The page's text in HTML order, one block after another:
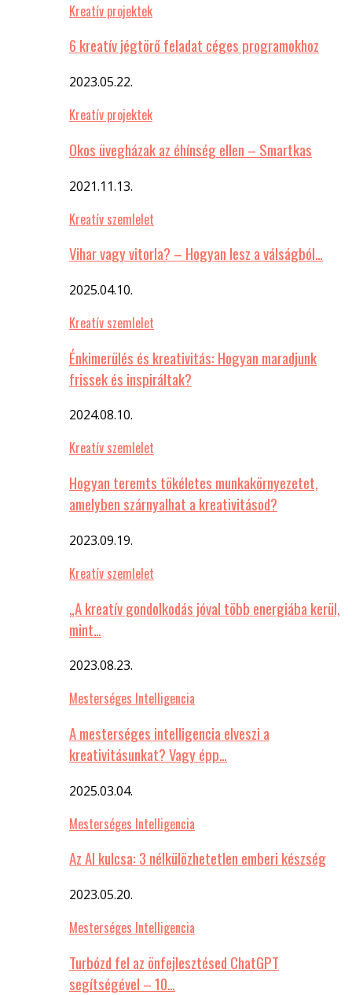
Kreatív projektek
6 kreatív jégtörő feladat céges programokhoz
2023.05.22.
Kreatív projektek
Okos üvegházak az éhínség ellen – Smartkas
2021.11.13.
Kreatív szemlelet
Vihar vagy vitorla? – Hogyan lesz a válságból…
2025.04.10.
Kreatív szemlelet
Énkimerülés és kreativitás: Hogyan maradjunk
frissek és inspiráltak?
2024.08.10.
Kreatív szemlelet
Hogyan teremts tökéletes munkakörnyezetet,
amelyben szárnyalhat a kreativitásod?
2023.09.19.
Kreatív szemlelet
„A kreatív gondolkodás jóval több energiába kerül,
mint…
2023.08.23.
Mesterséges Intelligencia
A mesterséges intelligencia elveszi a
kreativitásunkat? Vagy épp…
2025.03.04.
Mesterséges Intelligencia
Az AI kulcsa: 3 nélkülözhetetlen emberi készség
2023.05.20.
Mesterséges Intelligencia
Turbózd fel az önfejlesztésed ChatGPT
segítségével – 10…